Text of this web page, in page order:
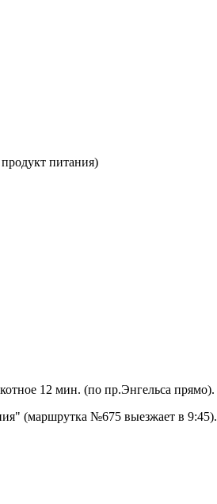
питания)
12 мин. (по пр.Энгельса прямо).
(маршрутка №675 выезжает в 9:45).